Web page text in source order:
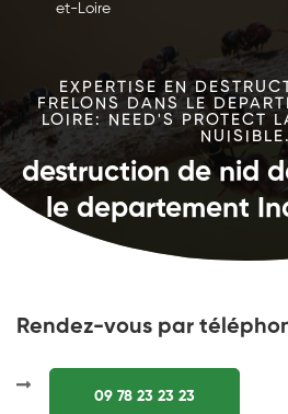
et-Loire
EXPERTISE EN
FRELONS DANS LE
LOIRE: NEED'S PROTECT
NUISIBLE.
destruction de nid
le departement
Rendez-vous par
09 78 23 23 23